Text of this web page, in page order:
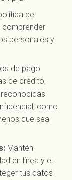
de
comprender
personales y
de pago
de crédito,
como
que sea
Mantén
en línea y el
tus datos